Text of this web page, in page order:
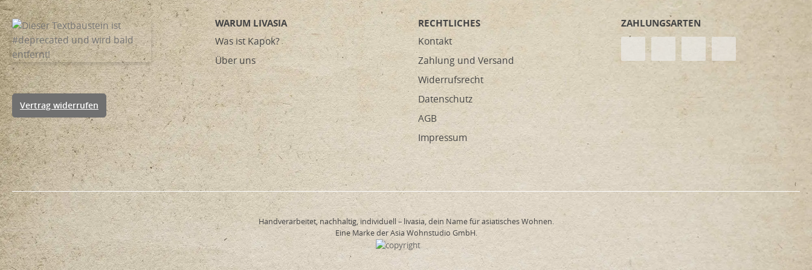
WARUM LIVASIA
Was ist Kapok?
Über uns
RECHTLICHES
Kontakt
Zahlung und Versand
Widerrufsrecht
Datenschutz
AGB
Impressum
Vertrag widerrufen
ZAHLUNGSARTEN
Handverarbeitet, nachhaltig, individuell – livasia, dein Name für asiatisches Wohnen.
Eine Marke der Asia Wohnstudio GmbH.